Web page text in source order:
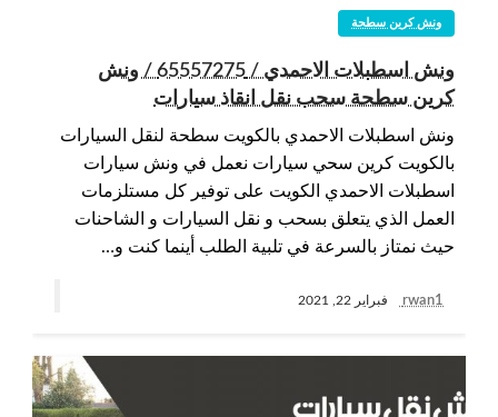
ونش كرين سطحة
ونش اسطبلات الاحمدي / 65557275 / ونش
كرين سطحة سحب نقل انقاذ سيارات
ونش اسطبلات الاحمدي بالكويت سطحة لنقل السيارات
بالكويت كرين سحي سيارات نعمل في ونش سيارات
اسطبلات الاحمدي الكويت على توفير كل مستلزمات
العمل الذي يتعلق بسحب و نقل السيارات و الشاحنات
حيث نمتاز بالسرعة في تلبية الطلب أينما كنت و…
rwan1 فبراير 22, 2021